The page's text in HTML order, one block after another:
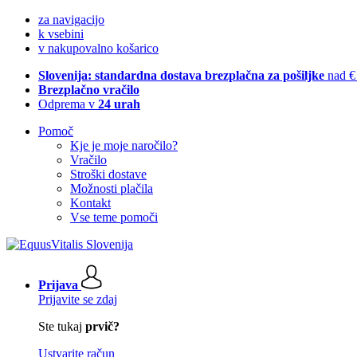
za navigacijo
k vsebini
v nakupovalno košarico
Slovenija: standardna dostava brezplačna za pošiljke nad
Brezplačno vračilo
Odprema v 24 urah
Pomoč
Kje je moje naročilo?
Vračilo
Stroški dostave
Možnosti plačila
Kontakt
Vse teme pomoči
Prijava
Prijavite se zdaj
Ste tukaj prvič?
Ustvarite račun